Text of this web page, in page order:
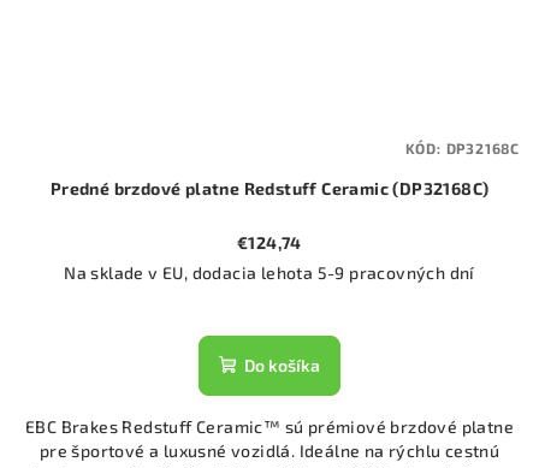
Predné brzdové platne Redstuff Ceramic (DP32168C)
€124,74
Na sklade v EU, dodacia lehota 5-9 pracovných dní
Do košíka
EBC Brakes Redstuff Ceramic™ sú prémiové brzdové platne
pre športové a luxusné vozidlá. Ideálne na rýchlu cestnú
KÓD: DP32168C